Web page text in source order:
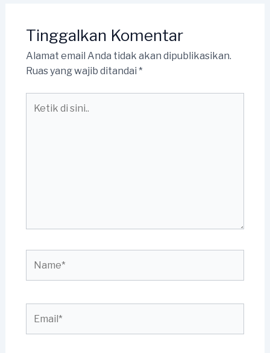
Tinggalkan Komentar
Alamat email Anda tidak akan dipublikasikan.
Ruas yang wajib ditandai *